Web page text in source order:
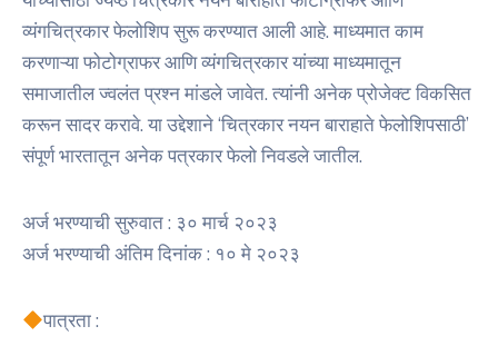
व्यंगचित्रकार फेलोशिप सुरू करण्यात आली आहे. माध्यमात काम
करणाऱ्या फोटोग्राफर आणि व्यंगचित्रकार यांच्या माध्यमातून
समाजातील ज्वलंत प्रश्न मांडले जावेत. त्यांनी अनेक प्रोजेक्ट विकसित
करून सादर करावे. या उद्देशाने ‘चित्रकार नयन बाराहाते फेलोशिपसाठी’
संपूर्ण भारतातून अनेक पत्रकार फेलो निवडले जातील.
अर्ज भरण्याची सुरुवात : ३० मार्च २०२३
अर्ज भरण्याची अंतिम दिनांक : १० मे २०२३
पात्रता :